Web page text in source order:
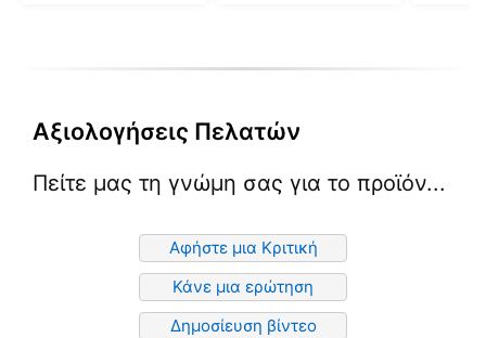
Αξιολογήσεις Πελατών
Πείτε μας τη γνώμη σας για το προϊόν...
Αφήστε μια Κριτική
Κάνε μια ερώτηση
Δημοσίευση βίντεο